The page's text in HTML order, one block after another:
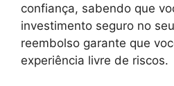
confiança, sabendo que
investimento seguro no
reembolso garante que
experiência livre de riscos.